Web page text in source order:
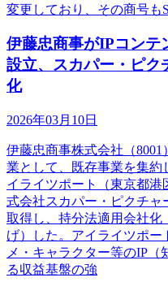
変更しており、その商号も
伊藤忠商事がIPコンテ
設立、スカパー・ピク
化
2026年03月10日
伊藤忠商事株式会社（
業として、既存事業を集約
イライツポート（東京都
式会社スカパー・ピクチャ
取得し、持分法適用会社化
げ）した。アイライツポ
メ・キャラクター等のIP
る収益基盤の強